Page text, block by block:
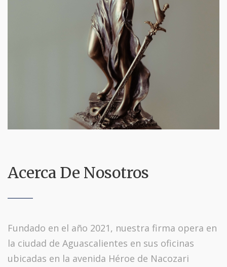
Acerca De Nosotros
Fundado en el año 2021, nuestra firma opera en
la ciudad de Aguascalientes en sus oficinas
ubicadas en la avenida Héroe de Nacozari